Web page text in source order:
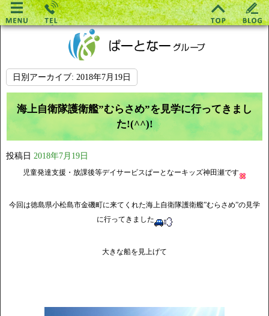
日別アーカイブ: 2018年7月19日
海上自衛隊護衛艦”むらさめ”を見学に行ってきまし
た!(^^)!
投稿日 2018年7月19日
児童発達支援・放課後等デイサービスぱーとなーキッズ神田瀬です
今回は徳島県小松島市金磯町に来てくれた海上自衛隊護衛艦”むらさめ”の見学
に行ってきました
大きな船を見上げて